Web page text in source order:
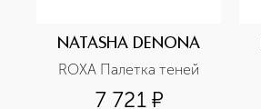
NATASHA DENONA
ROXA Палетка теней
7 721 ¤